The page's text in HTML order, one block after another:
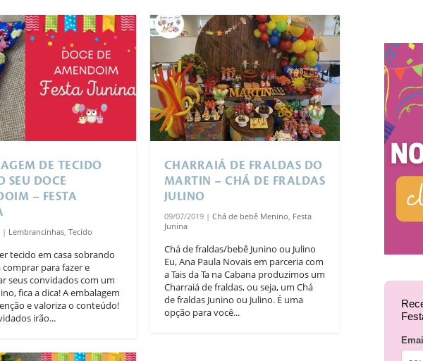
DE TECIDO
SEU DOCE
– FESTA
| Lembrancinhas,Tecido
tecido em casa sobrando
para fazer e
seus convidados com um
fica a dica! A embalagem
e valoriza o conteúdo!
irão...
CHARRAIÁ DE FRALDAS DO
MARTIN – CHÁ DE FRALDAS
JULINO
09/07/2019| Chá de bebê Menino, Festa
Junina
Chá de fraldas/bebê Junino ou Julino
Eu, Ana Paula Novais em parceria com
a Tais da Ta na Cabana produzimos um
Charraiá de fraldas, ou seja, um Chá
de fraldas Junino ou Julino. É uma
opção para você...
Email